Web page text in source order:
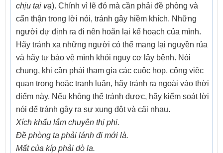
chịu tai vạ). Chính vì lẽ đó mà cần phải đề phòng và
cẩn thận trong lời nói, tránh gây hiềm khích. Những
người dự định ra đi nên hoãn lại kế hoạch của mình.
Hãy tránh xa những người có thể mang lại nguyền rủa
và hãy tự bảo vệ mình khỏi nguy cơ lây bệnh. Nói
chung, khi cần phải tham gia các cuộc họp, công việc
quan trọng hoặc tranh luận, hãy tránh ra ngoài vào thời
điểm này. Nếu không thể tránh được, hãy kiểm soát lời
nói để tránh gây ra sự xung đột và cãi nhau.
Xích khẩu lắm chuyên thị phi.
Đề phòng ta phải lánh đi mới là.
Mất của kíp phải dò la.